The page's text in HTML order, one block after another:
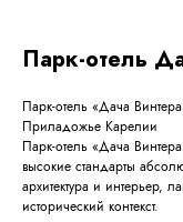
Парк-отель
Парк-отель «Дача
Приладожье Карелии
Парк-отель «Дача
высокие стандарты
архитектура и интерьер,
исторический контекст.